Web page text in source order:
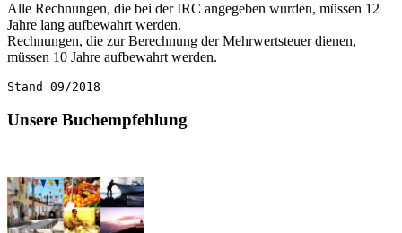
Alle Rechnungen, die bei der IRC angegeben wurden, müssen 12
Jahre lang aufbewahrt werden.
Rechnungen, die zur Berechnung der Mehrwertsteuer dienen,
müssen 10 Jahre aufbewahrt werden.
Stand 09/2018
Unsere Buchempfehlung